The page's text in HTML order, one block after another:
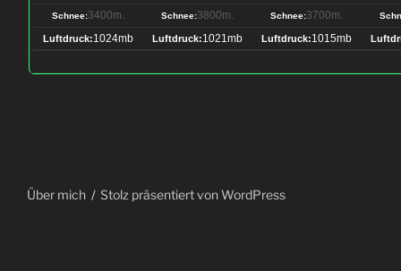
Schnee:3400m.
Luftdruck:1024mb
Schnee:3800m.
Luftdruck:1021mb
Schnee:3700m.
Luftdruck:1015mb
Über mich Stolz präsentiert von WordPress